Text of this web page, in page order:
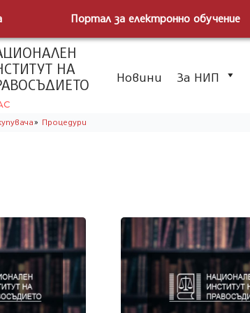
Портал за електронно обучение
НА
Новини За НИП
» Процедури